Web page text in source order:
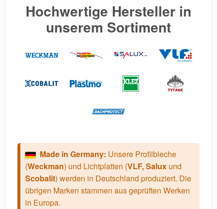
Hochwertige Hersteller in
unserem Sortiment
Made in Germany: Unsere Profilbleche
(Weckman) und Lichtplatten (VLF, Salux und
Scobalit) werden in Deutschland produziert. Die
übrigen Marken stammen aus geprüften Werken
in Europa.